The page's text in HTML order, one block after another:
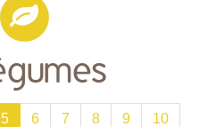
5 6 7 8 9 10